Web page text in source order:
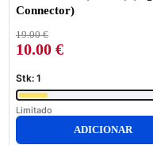
Connector)
19.00€
10.00 €
Stk: 1
Limitado
ADICIONAR